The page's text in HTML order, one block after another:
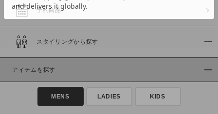
商品タイプ
通常商品
セール価格
予約商品
スタイリングから探す
アイテムを探す
MENS LADIES KIDS